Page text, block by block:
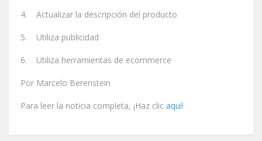
4. Actualizar la descripción del producto
5. Utiliza publicidad
6. Utiliza herramientas de ecommerce
Por Marcelo Berenstein
Para leer la noticia completa, ¡Haz clic aquí!